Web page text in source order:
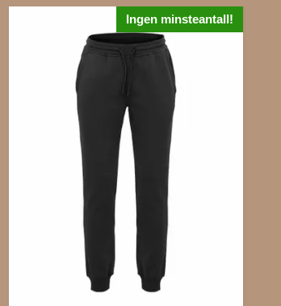
Ingen minsteantall!